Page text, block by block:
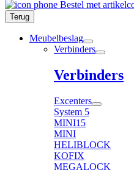
Bestel met
Terug
Meubelbeslag
Verbinders
Verbinders
Excenters
System 5
MINI15
MINI
HELIBLOCK
KOFIX
MEGALOCK